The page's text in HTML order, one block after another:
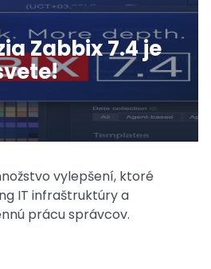
Zabbix 7.4 je
vylepšení, ktoré
IT infraštruktúry a
prácu správcov.